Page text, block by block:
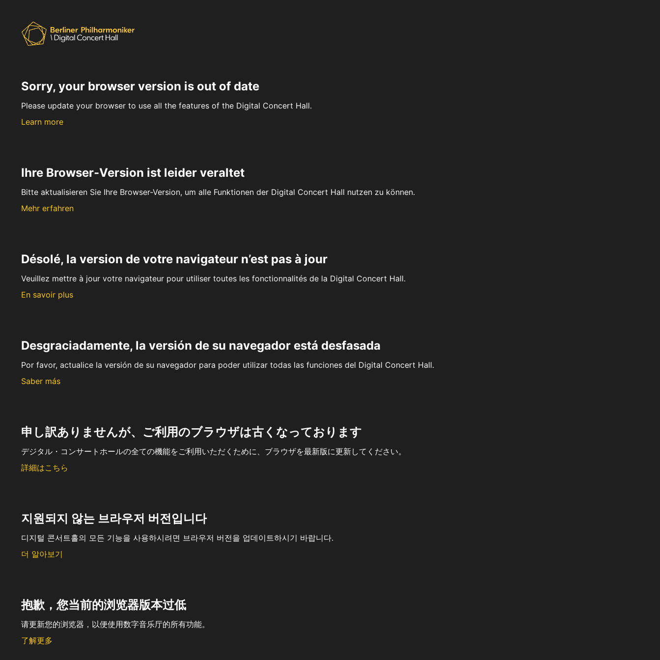
Sorry, your browser version is out of date
Please update your browser to use all the features of the Digital Concert Hall.
Learn more
Ihre Browser-Version ist leider veraltet
Bitte aktualisieren Sie Ihre Browser-Version, um alle Funktionen der Digital Concert Hall nutzen zu können.
Mehr erfahren
Désolé, la version de votre navigateur n’est pas à jour
Veuillez mettre à jour votre navigateur pour utiliser toutes les fonctionnalités de la Digital Concert Hall.
En savoir plus
Desgraciadamente, la versión de su navegador está desfasada
Por favor, actualice la versión de su navegador para poder utilizar todas las funciones del Digital Concert Hall.
Saber más
申し訳ありませんが、ご利用のブラウザは古くなっております
デジタル・コンサートホールの全ての機能をご利用いただくために、ブラウザを最新版に更新してください。
詳細はこちら
지원되지 않는 브라우저 버전입니다
디지털 콘서트홀의 모든 기능을 사용하시려면 브라우저 버전을 업데이트하시기 바랍니다.
더 알아보기
抱歉，您当前的浏览器版本过低
请更新您的浏览器，以便使用数字音乐厅的所有功能。
了解更多